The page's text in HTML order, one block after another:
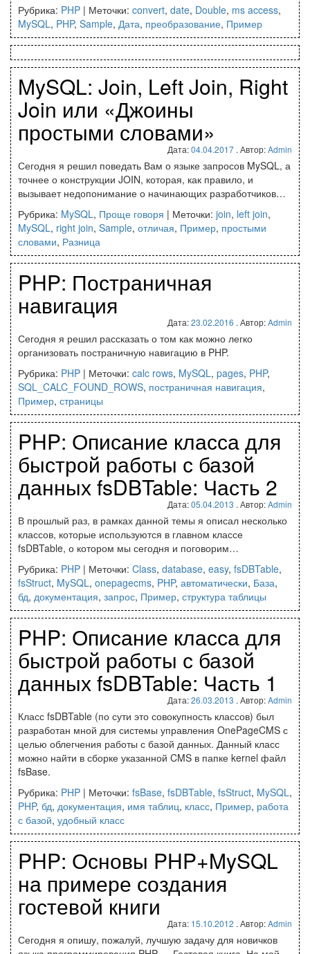
Рубрика: PHP | Меточки: convert, date, Double, ms access,
MySQL, PHP, Sample, Дата, преобразование, Пример
MySQL: Join, Left Join, Right
Join или «Джоины
простыми словами»
Дата:04.04.2017 . Автор:Admin
Сегодня я решил поведать Вам о языке запросов MySQL, а
точнее о конструкции JOIN, которая, как правило, и
вызывает недопонимание о начинающих разработчиков…
Рубрика: MySQL, Проще говоря | Меточки: join, left join,
MySQL, right join, Sample, отличая, Пример, простыми
словами, Разница
PHP: Постраничная
навигация
Дата:23.02.2016 . Автор:Admin
Сегодня я решил рассказать о том как можно легко
организовать постраничную навигацию в PHP.
Рубрика: PHP | Меточки: calc rows, MySQL, pages, PHP,
SQL_CALC_FOUND_ROWS, постраничная навигация,
Пример, страницы
PHP: Описание класса для
быстрой работы с базой
данных fsDBTable: Часть 2
Дата:05.04.2013 . Автор:Admin
В прошлый раз, в рамках данной темы я описал несколько
классов, которые используются в главном классе
fsDBTable, о котором мы сегодня и поговорим…
Рубрика: PHP | Меточки: Class, database, easy, fsDBTable,
fsStruct, MySQL, onepagecms, PHP, автоматически, База,
бд, документация, запрос, Пример, структура таблицы
PHP: Описание класса для
быстрой работы с базой
данных fsDBTable: Часть 1
Дата:26.03.2013 . Автор:Admin
Класс fsDBTable (по сути это совокупность классов) был
разработан мной для системы управления OnePageCMS с
целью облегчения работы с базой данных. Данный класс
можно найти в сборке указанной CMS в папке kernel файл
fsBase.
Рубрика: PHP | Меточки: fsBase, fsDBTable, fsStruct, MySQL,
PHP, бд, документация, имя таблиц, класс, Пример, работа
с базой, удобный класс
PHP: Основы PHP+MySQL
на примере создания
гостевой книги
Дата: 15.10.2012 . Автор:Admin
Сегодня я опишу, пожалуй, лучшую задачу для новичков